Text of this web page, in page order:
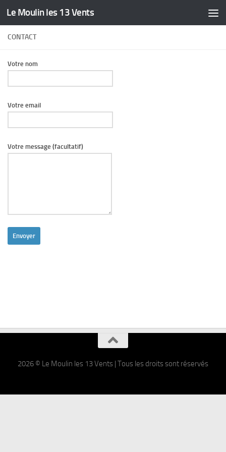
Skip to content
Le Moulin les 13 Vents
CONTACT
Votre nom
Votre email
Votre message (facultatif)
2026 © Le Moulin les 13 Vents | Tous les droits sont réservés